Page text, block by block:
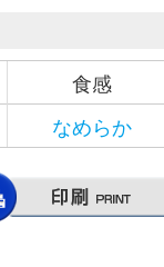
食感
なめらか